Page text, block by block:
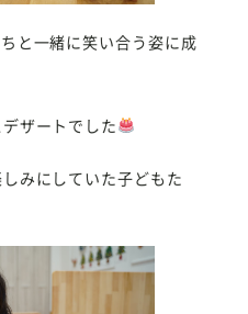
と一緒に笑い合う姿に成
ザートでした
みにしていた子どもた